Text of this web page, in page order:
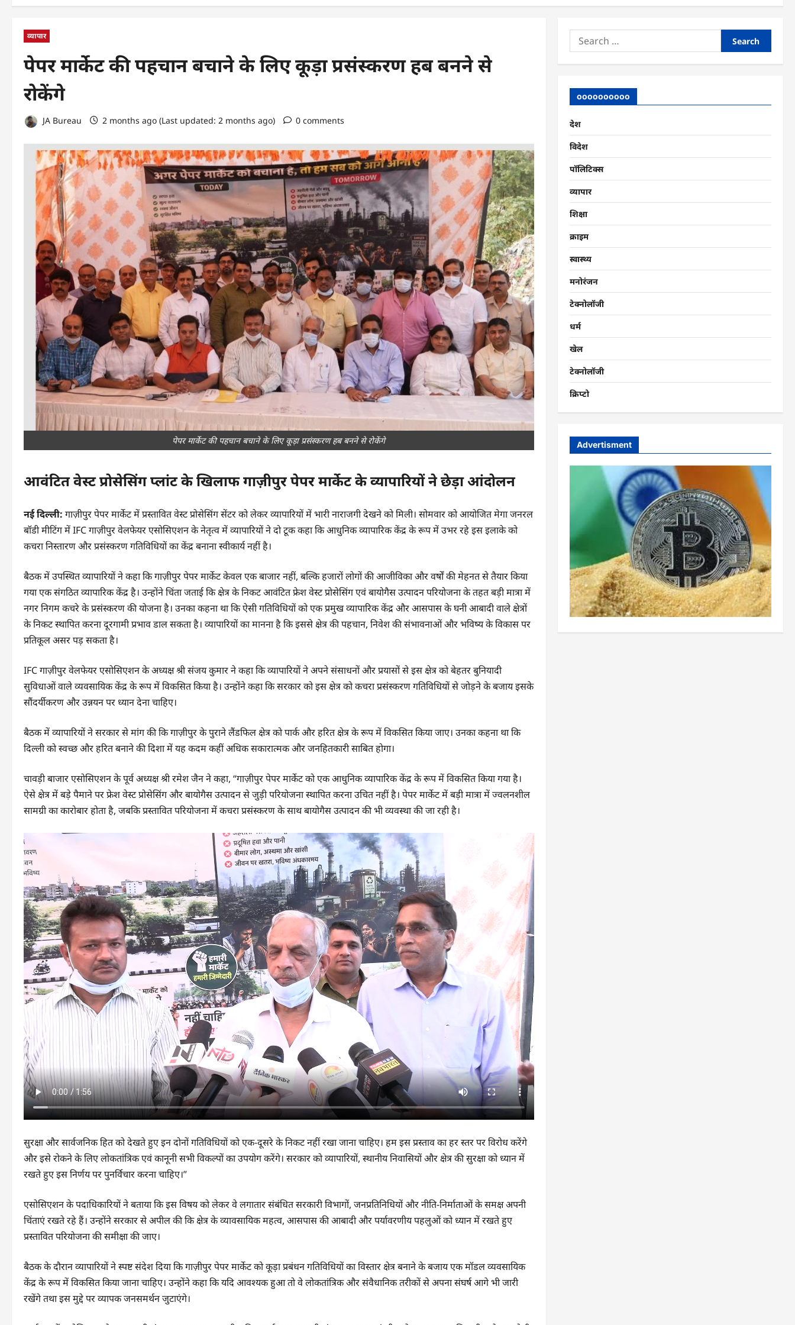
व्यापार
पेपर मार्केट की पहचान बचाने के लिए कूड़ा प्रसंस्करण हब बनने से
रोकेंगे
JA Bureau 2 months ago (Last updated: 2 months ago) 0 comments
पेपर मार्केट की पहचान बचाने के लिए कूड़ा प्रसंस्करण हब बनने से रोकेंगे
आवंटित वेस्ट प्रोसेसिंग प्लांट के खिलाफ गाज़ीपुर पेपर मार्केट के व्यापारियों ने छेड़ा आंदोलन
नई दिल्ली: गाज़ीपुर पेपर मार्केट में प्रस्तावित वेस्ट प्रोसेसिंग सेंटर को लेकर व्यापारियों में भारी नाराजगी देखने को मिली। सोमवार को आयोजित मेगा जनरल
बॉडी मीटिंग में IFC गाज़ीपुर वेलफेयर एसोसिएशन के नेतृत्व में व्यापारियों ने दो टूक कहा कि आधुनिक व्यापारिक केंद्र के रूप में उभर रहे इस इलाके को
कचरा निस्तारण और प्रसंस्करण गतिविधियों का केंद्र बनाना स्वीकार्य नहीं है।
बैठक में उपस्थित व्यापारियों ने कहा कि गाज़ीपुर पेपर मार्केट केवल एक बाजार नहीं, बल्कि हजारों लोगों की आजीविका और वर्षों की मेहनत से तैयार किया
गया एक संगठित व्यापारिक केंद्र है। उन्होंने चिंता जताई कि क्षेत्र के निकट आवंटित फ्रेश वेस्ट प्रोसेसिंग एवं बायोगैस उत्पादन परियोजना के तहत बड़ी मात्रा में
नगर निगम कचरे के प्रसंस्करण की योजना है। उनका कहना था कि ऐसी गतिविधियों को एक प्रमुख व्यापारिक केंद्र और आसपास के घनी आबादी वाले क्षेत्रों
के निकट स्थापित करना दूरगामी प्रभाव डाल सकता है। व्यापारियों का मानना है कि इससे क्षेत्र की पहचान, निवेश की संभावनाओं और भविष्य के विकास पर
प्रतिकूल असर पड़ सकता है।
IFC गाज़ीपुर वेलफेयर एसोसिएशन के अध्यक्ष श्री संजय कुमार ने कहा कि व्यापारियों ने अपने संसाधनों और प्रयासों से इस क्षेत्र को बेहतर बुनियादी
सुविधाओं वाले व्यवसायिक केंद्र के रूप में विकसित किया है। उन्होंने कहा कि सरकार को इस क्षेत्र को कचरा प्रसंस्करण गतिविधियों से जोड़ने के बजाय इसके
सौंदर्यीकरण और उन्नयन पर ध्यान देना चाहिए।
बैठक में व्यापारियों ने सरकार से मांग की कि गाज़ीपुर के पुराने लैंडफिल क्षेत्र को पार्क और हरित क्षेत्र के रूप में विकसित किया जाए। उनका कहना था कि
दिल्ली को स्वच्छ और हरित बनाने की दिशा में यह कदम कहीं अधिक सकारात्मक और जनहितकारी साबित होगा।
चावड़ी बाजार एसोसिएशन के पूर्व अध्यक्ष श्री रमेश जैन ने कहा, “गाज़ीपुर पेपर मार्केट को एक आधुनिक व्यापारिक केंद्र के रूप में विकसित किया गया है।
ऐसे क्षेत्र में बड़े पैमाने पर फ्रेश वेस्ट प्रोसेसिंग और बायोगैस उत्पादन से जुड़ी परियोजना स्थापित करना उचित नहीं है। पेपर मार्केट में बड़ी मात्रा में ज्वलनशील
सामग्री का कारोबार होता है, जबकि प्रस्तावित परियोजना में कचरा प्रसंस्करण के साथ बायोगैस उत्पादन की भी व्यवस्था की जा रही है।
सुरक्षा और सार्वजनिक हित को देखते हुए इन दोनों गतिविधियों को एक-दूसरे के निकट नहीं रखा जाना चाहिए। हम इस प्रस्ताव का हर स्तर पर विरोध करेंगे
और इसे रोकने के लिए लोकतांत्रिक एवं कानूनी सभी विकल्पों का उपयोग करेंगे। सरकार को व्यापारियों, स्थानीय निवासियों और क्षेत्र की सुरक्षा को ध्यान में
रखते हुए इस निर्णय पर पुनर्विचार करना चाहिए।”
एसोसिएशन के पदाधिकारियों ने बताया कि इस विषय को लेकर वे लगातार संबंधित सरकारी विभागों, जनप्रतिनिधियों और नीति-निर्माताओं के समक्ष अपनी
चिंताएं रखते रहे हैं। उन्होंने सरकार से अपील की कि क्षेत्र के व्यावसायिक महत्व, आसपास की आबादी और पर्यावरणीय पहलुओं को ध्यान में रखते हुए
प्रस्तावित परियोजना की समीक्षा की जाए।
बैठक के दौरान व्यापारियों ने स्पष्ट संदेश दिया कि गाज़ीपुर पेपर मार्केट को कूड़ा प्रबंधन गतिविधियों का विस्तार क्षेत्र बनाने के बजाय एक मॉडल व्यवसायिक
केंद्र के रूप में विकसित किया जाना चाहिए। उन्होंने कहा कि यदि आवश्यक हुआ तो वे लोकतांत्रिक और संवैधानिक तरीकों से अपना संघर्ष आगे भी जारी
रखेंगे तथा इस मुद्दे पर व्यापक जनसमर्थन जुटाएंगे।
Search
for:
oooooooooo
देश
विदेश
पॉलिटिक्स
व्यापार
शिक्षा
क्राइम
स्वास्थ्य
मनोरंजन
टेक्नोलॉजी
धर्म
खेल
टेक्नोलॉजी
क्रिप्टो
Advertisment